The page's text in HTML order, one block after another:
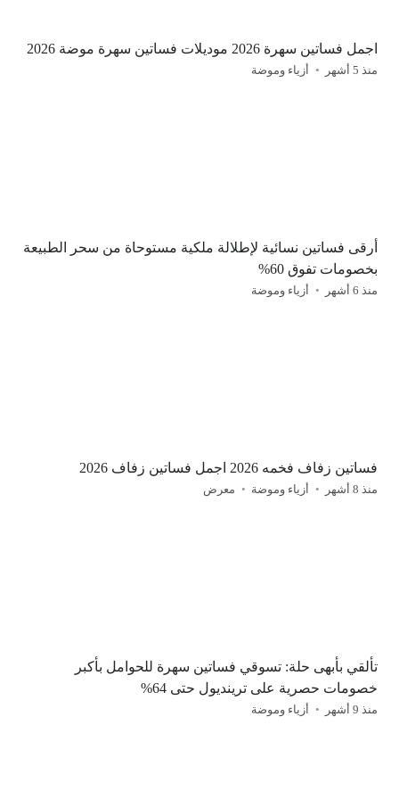
اجمل فساتين سهرة 2026 موديلات فساتين سهرة موضة 2026
منذ 5 أشهر أزياء وموضة
أرقى فساتين نسائية لإطلالة ملكية مستوحاة من سحر الطبيعة
بخصومات تفوق 60%
منذ 6 أشهر أزياء وموضة
فساتين زفاف فخمه 2026 اجمل فساتين زفاف 2026
منذ 8 أشهر أزياء وموضة معرض
تألقي بأبهى حلة: تسوقي فساتين سهرة للحوامل بأكبر
خصومات حصرية على ترينديول حتى 64%
منذ 9 أشهر أزياء وموضة